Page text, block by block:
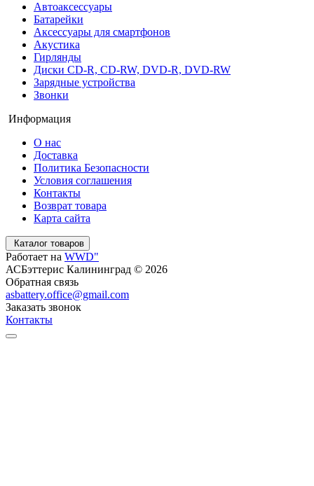
Автоаксессуары
Батарейки
Аксессуары для смартфонов
Акустика
Гирлянды
Диски CD-R, CD-RW, DVD-R, DVD-RW
Зарядные устройства
Звонки
Информация
О нас
Доставка
Политика Безопасности
Условия соглашения
Контакты
Возврат товара
Карта сайта
Каталог товаров
Работает на WWD"
АСБэттерис Калининград © 2026
Обратная связь
asbattery.office@gmail.com
Заказать звонок
Контакты